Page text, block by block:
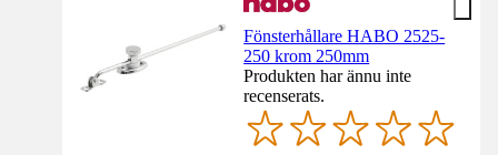
Fönsterhållare HABO 2525-
250 krom 250mm
Produkten har ännu inte
recenserats.